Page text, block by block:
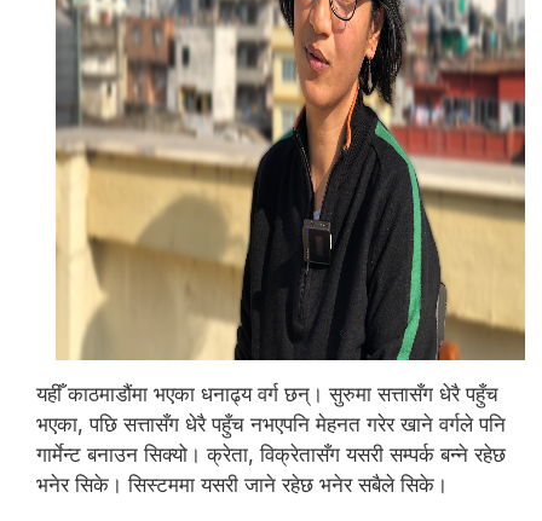
यहीँ काठमाडौंमा भएका धनाढ्य वर्ग छन्। सुरुमा सत्तासँग धेरै पहुँच
भएका, पछि सत्तासँग धेरै पहुँच नभएपनि मेहनत गरेर खाने वर्गले पनि
गार्मेन्ट बनाउन सिक्यो। क्रेता, विक्रेतासँग यसरी सम्पर्क बन्ने रहेछ
भनेर सिके। सिस्टममा यसरी जाने रहेछ भनेर सबैले सिके।